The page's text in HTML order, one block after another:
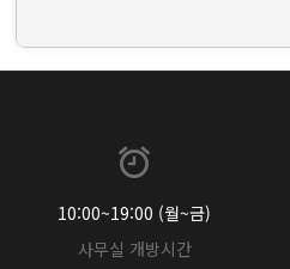
10:00~19:00 (월~금)
사무실 개방시간